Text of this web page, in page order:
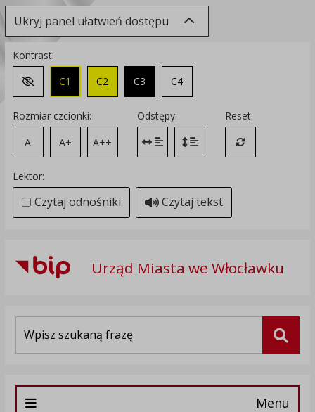
Ukryj panel ułatwień dostępu
Kontrast:
Zmień kontrast na domyślny
C1 C2 C3 C4
Rozmiar czcionki:
A
A+ A++
Odstępy:
Zmień odstęp między literami
Zmień interlinię i margines
Reset:
Przywróć
Lektor:
Czytaj odnośniki Czytaj tekst
Urząd Miasta we Włocławku
Menu